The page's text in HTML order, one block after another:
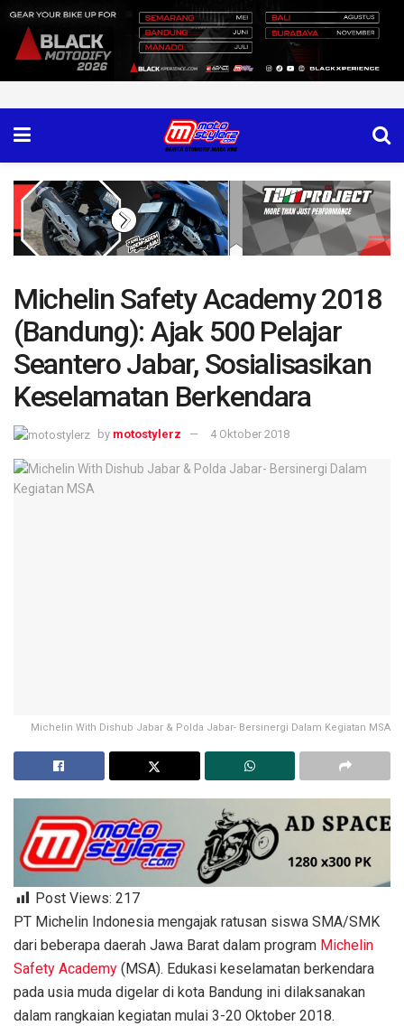
Michelin Safety Academy 2018
(Bandung): Ajak 500 Pelajar
Seantero Jabar, Sosialisasikan
Keselamatan Berkendara
by motostylerz 4 Oktober 2018
Michelin With Dishub Jabar & Polda Jabar- Bersinergi Dalam Kegiatan MSA
Post Views: 217
PT Michelin Indonesia mengajak ratusan siswa SMA/SMK
dari beberapa daerah Jawa Barat dalam program Michelin
Safety Academy (MSA). Edukasi keselamatan berkendara
pada usia muda digelar di kota Bandung ini dilaksanakan
dalam rangkaian kegiatan mulai 3-20 Oktober 2018.